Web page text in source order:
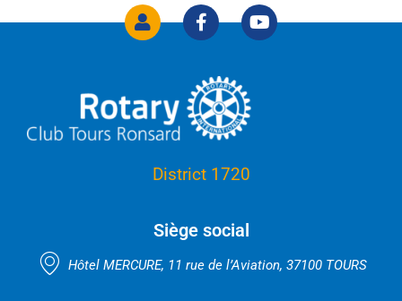
District 1720
Siège social
Hôtel MERCURE, 11 rue de l’Aviation, 37100 TOURS